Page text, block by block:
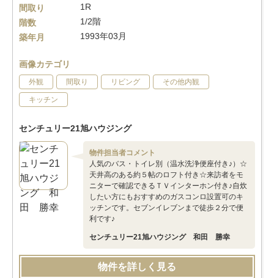
間取り
1R
階数
1/2階
築年月
1993年03月
画像カテゴリ
外観 間取り リビング その他内観
キッチン
センチュリー21旭ハウジング
物件担当者コメント
人気のバス・トイレ別（温水洗浄便座付き♪）☆
天井高のある約５帖のロフト付き☆来訪者をモ
ニターで確認できるＴＶインターホン付き♪自炊
したい方にもおすすめのガスコンロ設置可のキ
ッチンです。セブンイレブンまで徒歩２分で便
利です♪
センチュリー21旭ハウジング 和田 勝幸
物件を詳しく見る